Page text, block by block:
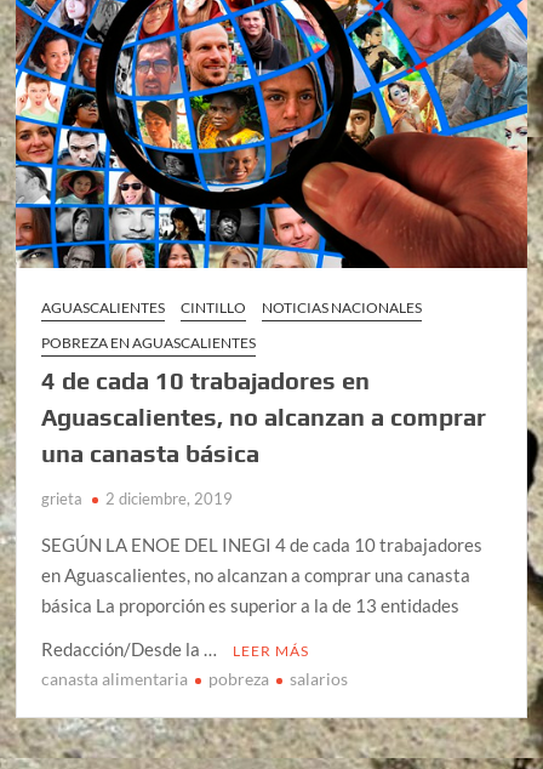
AGUASCALIENTES CINTILLO
NOTICIAS NACIONALES
POBREZA EN AGUASCALIENTES
4 de cada 10 trabajadores en
Aguascalientes, no alcanzan a comprar
una canasta básica
grieta 2 diciembre, 2019
SEGÚN LA ENOE DEL INEGI 4 de cada 10 trabajadores
en Aguascalientes, no alcanzan a comprar una canasta
básica La proporción es superior a la de 13 entidades
Redacción/Desde la …
LEER MÁS
canasta alimentaria pobreza salarios